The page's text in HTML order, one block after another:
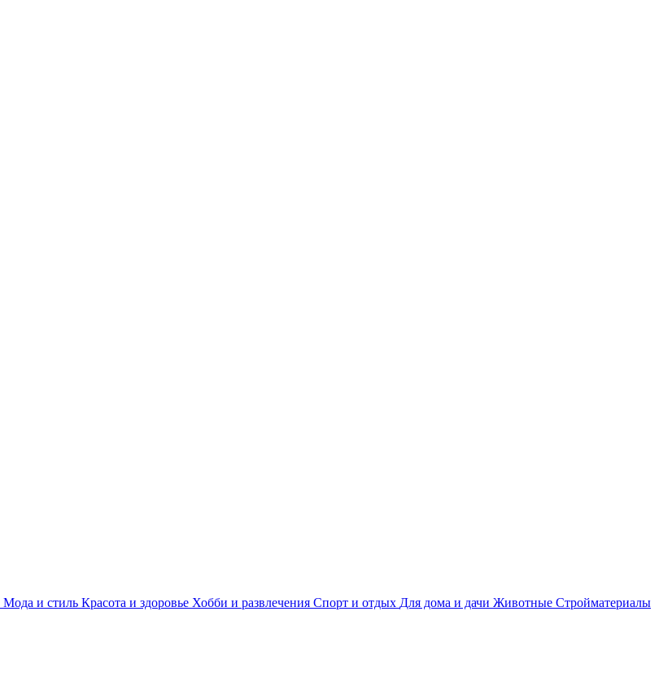
Мода и стиль Красота и здоровье Хобби и развлечения Спорт и отдых Для дома и дачи Животные Стройматериалы